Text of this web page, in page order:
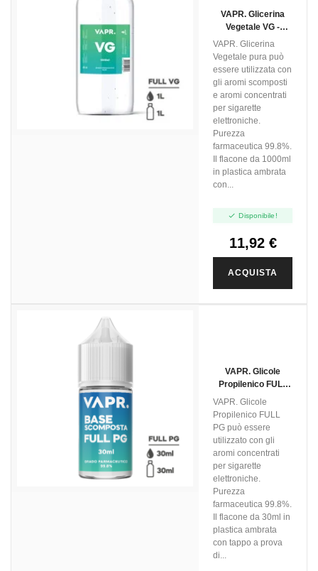
VAPR. Glicerina
Vegetale VG -
1000ml
VAPR. Glicerina
Vegetale pura può
essere utilizzata con
gli aromi scomposti
e aromi concentrati
per sigarette
elettroniche.
Purezza
farmaceutica 99.8%.
Il flacone da 1000ml
in plastica ambrata
con...
 Disponibile!
11,92 €
ACQUISTA
VAPR. Glicole
Propilenico FULL
PG - 30ml In 30ml
VAPR. Glicole
Propilenico FULL
PG può essere
utilizzato con gli
aromi concentrati
per sigarette
elettroniche.
Purezza
farmaceutica 99.8%.
Il flacone da 30ml in
plastica ambrata
con tappo a prova
di...